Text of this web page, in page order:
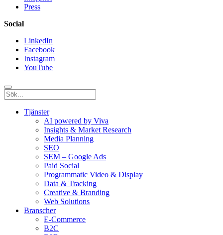
Press
Social
LinkedIn
Facebook
Instagram
YouTube
Tjänster
AI powered by Viva
Insights & Market Research
Media Planning
SEO
SEM – Google Ads
Paid Social
Programmatic Video & Display
Data & Tracking
Creative & Branding
Web Solutions
Branscher
E-Commerce
B2C